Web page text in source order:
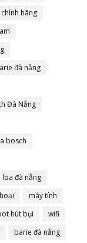
hãng
đà nẵng
Đà Nẵng
bosch
loa đà nẵng
máy tính
hút bụi
wifi
barie đà nẵng